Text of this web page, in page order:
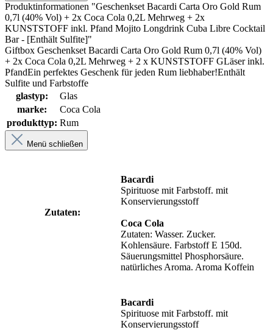
Produktinformationen "Geschenkset Bacardi Carta Oro Gold Rum
0,7l (40% Vol) + 2x Coca Cola 0,2L Mehrweg + 2x
KUNSTSTOFF inkl. Pfand Mojito Longdrink Cuba Libre Cocktail
Bar - [Enthält Sulfite]"
Giftbox Geschenkset Bacardi Carta Oro Gold Rum 0,7l (40% Vol)
+ 2x Coca Cola 0,2L Mehrweg + 2 x KUNSTSTOFF GLäser inkl.
PfandEin perfektes Geschenk für jeden Rum liebhaber!Enthält
Sulfite und Farbstoffe
glastyp:
Glas
marke:
Coca Cola
produkttyp: Rum
Menü schließen
Zutaten:
Bacardi
Spirituose mit Farbstoff. mit
Konservierungsstoff
Coca Cola
Zutaten: Wasser. Zucker.
Kohlensäure. Farbstoff E 150d.
Säuerungsmittel Phosphorsäure.
natürliches Aroma. Aroma Koffein
Bacardi
Spirituose mit Farbstoff. mit
Konservierungsstoff